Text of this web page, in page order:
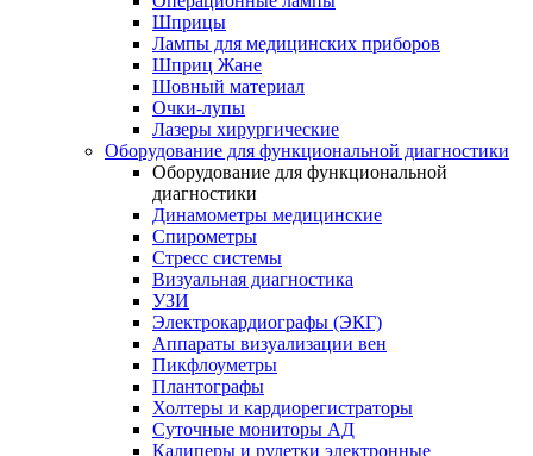
Шприцы
Лампы для медицинских приборов
Шприц Жане
Шовный материал
Очки-лупы
Лазеры хирургические
Оборудование для функциональной диагностики
Оборудование для функциональной
диагностики
Динамометры медицинские
Спирометры
Стресс системы
Визуальная диагностика
УЗИ
Электрокардиографы (ЭКГ)
Аппараты визуализации вен
Пикфлоуметры
Плантографы
Холтеры и кардиорегистраторы
Суточные мониторы АД
Калиперы и рулетки электронные